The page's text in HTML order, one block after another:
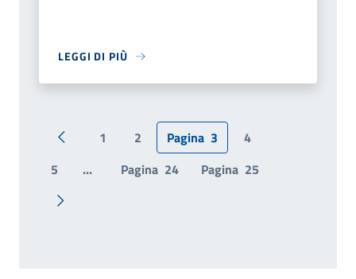
LEGGI DI PIÙ
Pagina precedente
1 2 Pagina 3
4
5
... Pagina 24 Pagina 25
Pagina successiva